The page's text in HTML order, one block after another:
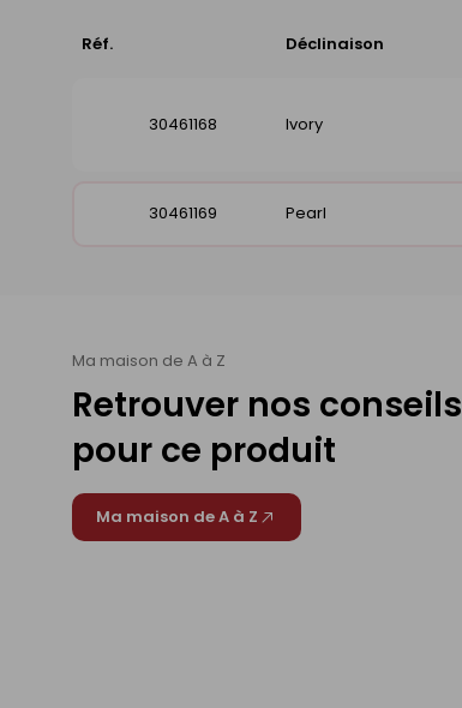
Réf. Déclinaison
30461168
Ivory
30461169 Pearl
Ma maison de A à Z
Retrouver nos conseils
pour ce produit
Ma maison de A à Z